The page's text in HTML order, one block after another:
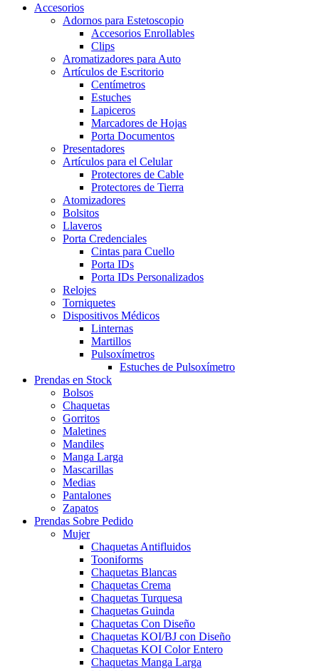
Accesorios
Adornos para Estetoscopio
Accesorios Enrollables
Clips
Aromatizadores para Auto
Artículos de Escritorio
Centímetros
Estuches
Lapiceros
Marcadores de Hojas
Porta Documentos
Presentadores
Artículos para el Celular
Protectores de Cable
Protectores de Tierra
Atomizadores
Bolsitos
Llaveros
Porta Credenciales
Cintas para Cuello
Porta IDs
Porta IDs Personalizados
Relojes
Torniquetes
Dispositivos Médicos
Linternas
Martillos
Pulsoxímetros
Estuches de Pulsoxímetro
Prendas en Stock
Bolsos
Chaquetas
Gorritos
Maletines
Mandiles
Manga Larga
Mascarillas
Medias
Pantalones
Zapatos
Prendas Sobre Pedido
Mujer
Chaquetas Antifluidos
Tooniforms
Chaquetas Blancas
Chaquetas Crema
Chaquetas Turquesa
Chaquetas Guinda
Chaquetas Con Diseño
Chaquetas KOI/BJ con Diseño
Chaquetas KOI Color Entero
Chaquetas Manga Larga